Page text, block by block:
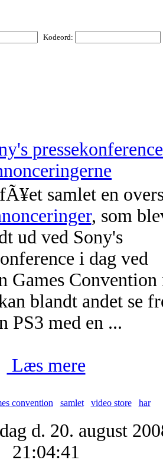
Kodeord:
samlet en
, som
ud ved Sony's
i dag ved
Games Convention
blandt andet se
PS3 med en ...
Læs mere
convention samlet video store har
d. 20. august
21:04:41